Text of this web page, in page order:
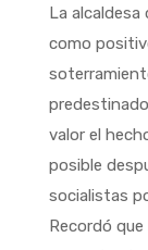
La alcaldesa
como
valor el
posible
socialistas
Recordó